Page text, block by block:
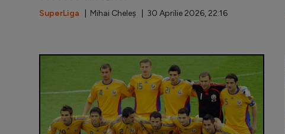
SuperLiga | Mihai Cheleș | 30 Aprilie 2026, 22:16